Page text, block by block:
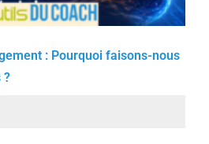
: Pourquoi faisons-nous
?